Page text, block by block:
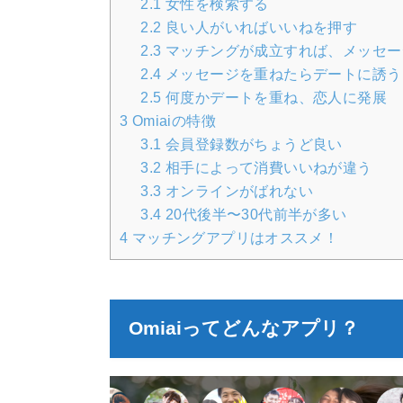
2.1 女性を検索する
2.2 良い人がいればいいねを押す
2.3 マッチングが成立すれば、メッセ
2.4 メッセージを重ねたらデートに誘う
2.5 何度かデートを重ね、恋人に発展
3 Omiaiの特徴
3.1 会員登録数がちょうど良い
3.2 相手によって消費いいねが違う
3.3 オンラインがばれない
3.4 20代後半〜30代前半が多い
4 マッチングアプリはオススメ！
Omiaiってどんなアプリ？